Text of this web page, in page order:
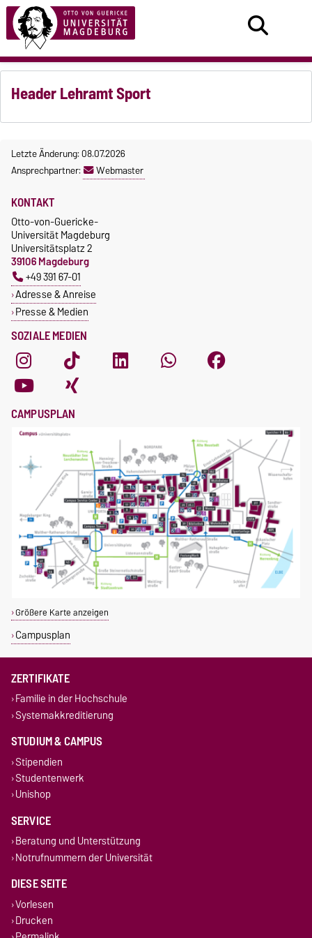
Header Lehramt Sport
Letzte Änderung: 08.07.2026
Ansprechpartner:
Webmaster
SOZIALE MEDIEN
KONTAKT
Otto-von-Guericke-
Universität Magdeburg
Universitätsplatz 2
39106 Magdeburg
+49 391 67-01
Adresse & Anreise
Presse & Medien
CAMPUSPLAN
Größere Karte anzeigen
Campusplan
ZERTIFIKATE
Familie in der Hochschule
Systemakkreditierung
STUDIUM & CAMPUS
Stipendien
Studentenwerk
Unishop
SERVICE
Beratung und Unterstützung
Notrufnummern der Universität
DIESE SEITE
Vorlesen
Drucken